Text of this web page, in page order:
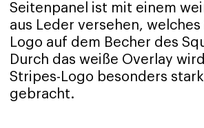
Seitenpanel ist mit einem
aus Leder versehen,
Logo auf dem Becher des
Durch das weiße Overlay
Stripes-Logo besonders
gebracht.